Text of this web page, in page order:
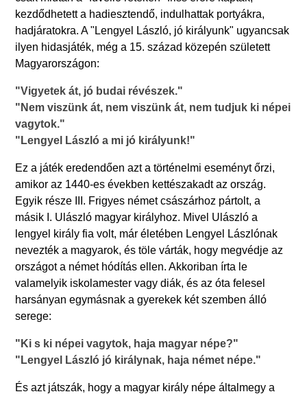
kezdődhetett a hadiesztendő, indulhattak portyákra,
hadjáratokra. A "Lengyel László, jó királyunk" ugyancsak
ilyen hidasjáték, még a 15. század közepén született
Magyarországon:
"Vigyetek át, jó budai révészek."
"Nem viszünk át, nem viszünk át, nem tudjuk ki népei
vagytok."
"Lengyel László a mi jó királyunk!"
Ez a játék eredendően azt a történelmi eseményt őrzi,
amikor az 1440-es években kettészakadt az ország.
Egyik része III. Frigyes német császárhoz pártolt, a
másik I. Ulászló magyar királyhoz. Mivel Ulászló a
lengyel király fia volt, már életében Lengyel Lászlónak
nevezték a magyarok, és töle várták, hogy megvédje az
országot a német hódítás ellen. Akkoriban írta le
valamelyik iskolamester vagy diák, és az óta felesel
harsányan egymásnak a gyerekek két szemben álló
serege:
"Ki s ki népei vagytok, haja magyar népe?"
"Lengyel László jó királynak, haja német népe."
És azt játszák, hogy a magyar király népe általmegy a